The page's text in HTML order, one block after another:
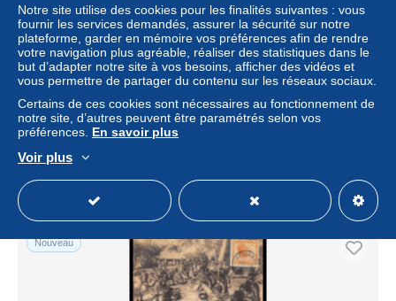
22896 congo belge complémént N°66 niangara 1922
elisabethville résidence gouverneur reims marne entier
stationery carte
± 11,50 $US
Statut Professionnel
Nouveau
Notre site utilise des cookies pour les finalités suivantes : vous
fournir les services demandés, assurer la sécurité sur notre
plateforme, garder en mémoire vos préférences afin de rendre
votre navigation plus agréable, réaliser des statistiques dans le
but d’adapter notre site à vos besoins, afficher des vidéos et
vous permettre de partager du contenu sur les réseaux sociaux.
Certains de ces cookies sont nécessaires au fonctionnement de
notre site, d’autres peuvent être paramétrés selon vos
préférences. En savoir plus
Voir plus